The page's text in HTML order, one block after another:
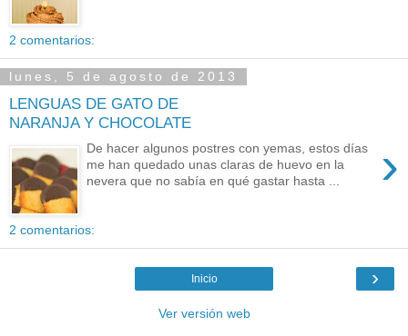
2 comentarios:
lunes, 5 de agosto de 2013
LENGUAS DE GATO DE
NARANJA Y CHOCOLATE
›
De hacer algunos postres con yemas, estos días
me han quedado unas claras de huevo en la
nevera que no sabía en qué gastar hasta ...
2 comentarios:
›
Inicio
Ver versión web